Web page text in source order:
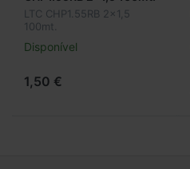
LTC CHP1.55RB 2x1,5
100mt.
Disponível
1,50 €